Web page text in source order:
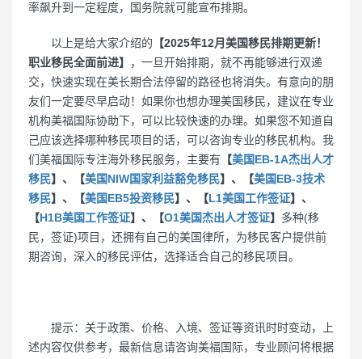
率飙升到一定程度，国务院就可能宣布排期。
以上是给大家介绍的 【2025年12月美国移民排期更新！
职业移民全面前进】
，一旦开始排期，就不再能够进行双递
交，快速实现在美长期合法停留的路径也将消失。有意向的朋
友们一定要尽早启动！如果你也想办理美国移民，建议在专业
机构美福国际协助下，可以比较快速的办理。如果您不知道自
己应该选择哪种移民项目的话，可以咨询专业的移民机构。我
们美福国际专注海外移民服务，主要有 【美国EB-1A杰出人才
移民】、【美国NIW国家利益豁免移民】、【美国EB-3技术
移民】、【美国EB5投资移民】、【L1美国工作签证】、
【H1B美国工作签证】、【O1美国杰出人才签证】 多种(移
民，签证)项目，还拥有自己的美国律所，为移民客户提供前
期咨询，深入的移民评估，选择适合自己的移民项目。
提示：关于政策、价格、入境、签证等资讯时时变动，上
述内容仅供参考，最新信息请咨询美福国际，专业顾问将根据